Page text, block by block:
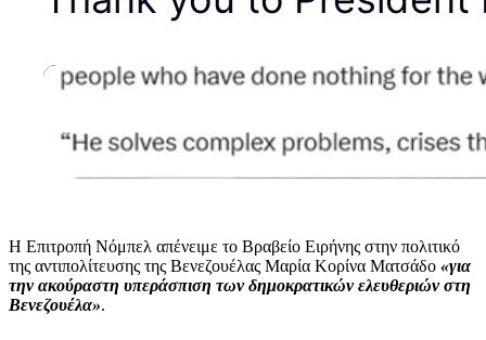
Η Επιτροπή Νόμπελ απένειμε το Βραβείο Ειρήνης στην πολιτικό
της αντιπολίτευσης της Βενεζουέλας Μαρία Κορίνα Ματσάδο «για
την ακούραστη υπεράσπιση των δημοκρατικών ελευθεριών στη
Βενεζουέλα».